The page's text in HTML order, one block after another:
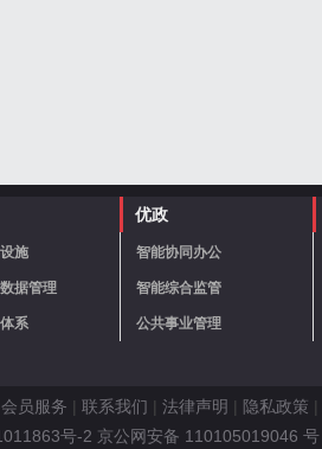
施
据管理
系
优政
智能协同办公
智能综合监管
公共事业管理
会员服务 | 联系我们 | 法律声明 | 隐私政策 |
号-2 京公网安备 110105019046 号